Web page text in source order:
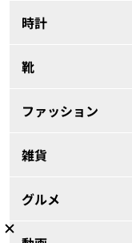
時計
靴
ファッション
雑貨
グルメ